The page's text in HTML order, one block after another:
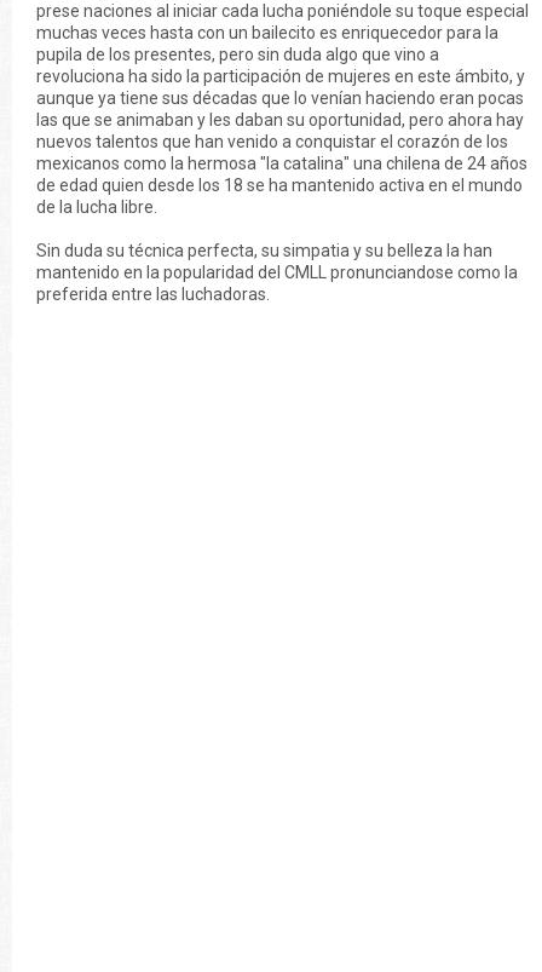
prese naciones al iniciar cada lucha poniéndole su toque especial
muchas veces hasta con un bailecito es enriquecedor para la
pupila de los presentes, pero sin duda algo que vino a
revoluciona ha sido la participación de mujeres en este ámbito, y
aunque ya tiene sus décadas que lo venían haciendo eran pocas
las que se animaban y les daban su oportunidad, pero ahora hay
nuevos talentos que han venido a conquistar el corazón de los
mexicanos como la hermosa "la catalina" una chilena de 24 años
de edad quien desde los 18 se ha mantenido activa en el mundo
de la lucha libre.
Sin duda su técnica perfecta, su simpatia y su belleza la han
mantenido en la popularidad del CMLL pronunciandose como la
preferida entre las luchadoras.